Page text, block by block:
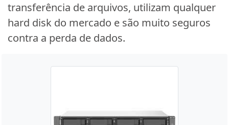
transferência de arquivos, utilizam qualquer
hard disk do mercado e são muito seguros
contra a perda de dados.